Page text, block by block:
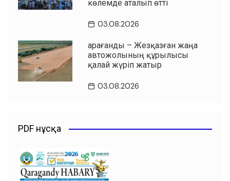
көлемде аталып өтті
03.08.2026
Қарағанды – Жезқазған жаңа
автожолының құрылысы
қалай жүріп жатыр
03.08.2026
PDF нұсқа